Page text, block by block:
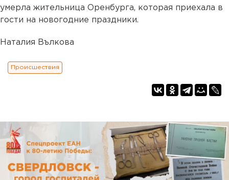
умерла жительница Оренбурга, которая приехала в
гости на новогодние праздники.
Наталия Вълкова
Происшествия